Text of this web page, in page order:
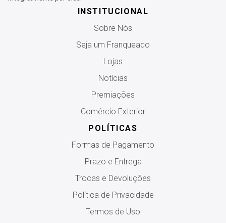
INSTITUCIONAL
Sobre Nós
Seja um Franqueado
Lojas
Notícias
Premiações
Comércio Exterior
POLÍTICAS
Formas de Pagamento
Prazo e Entrega
Trocas e Devoluções
Política de Privacidade
Termos de Uso